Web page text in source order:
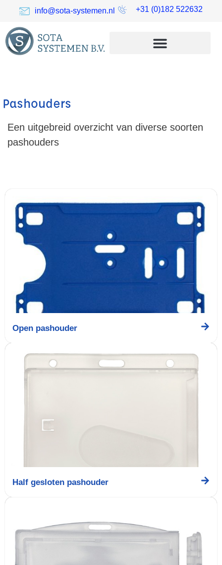
info@sota-systemen.nl +31 (0)182 522632
Pashouders
Een uitgebreid overzicht van diverse soorten
pashouders
Open pashouder
Half gesloten pashouder